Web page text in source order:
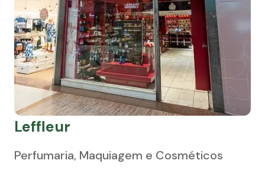
Leffleur
Perfumaria, Maquiagem e Cosméticos